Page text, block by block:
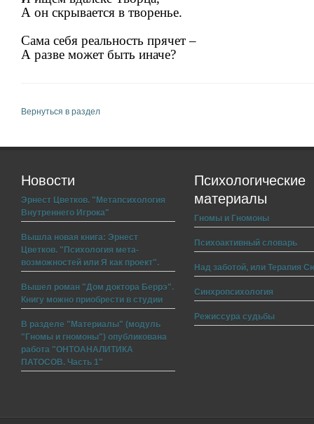
А он скрывается в творенье.
Сама себя реальность прячет –
А разве может быть иначе?
Вернуться в раздел
Новости
Эрнест Цветков. "Метапсихология
Внутреннего Игрока"
Вышла новая книга: Эрнест
Цветков. "Психология мета-
возможностей или Я как проект".
Вышел роман "Дом доктора Беррэ".
Книгу можно приобрести в студии
В разделе "Материалы" (модуль
"Гномы и гномоны") опубликована
работа "ОНТОАНАЛИТИКА
ПАТОСОВ. Часть 1"
Психологические
материалы
Гномы и Гномоны
Психоактивный словарь
Над заботой, или Терапия
Синхропсихология
Режиссура судьбы